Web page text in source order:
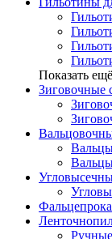
Показать ещё
Зиговочные